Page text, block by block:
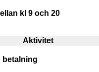
kl 9 och 20
Aktivitet
betalning